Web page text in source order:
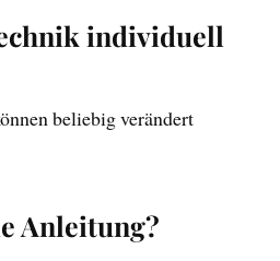
individuell
beliebig verändert
Anleitung?